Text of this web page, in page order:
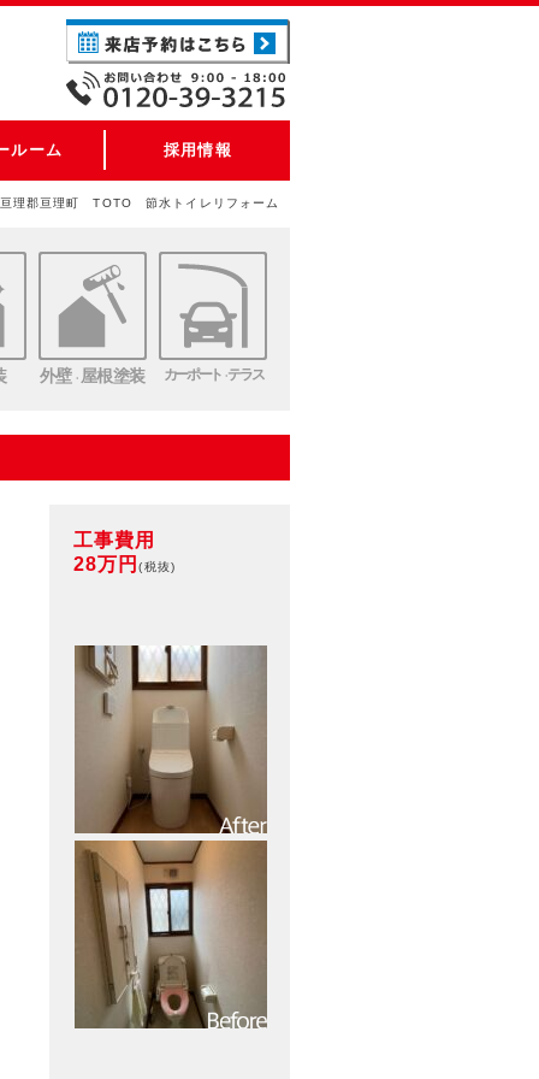
ルーム 採用情報
理郡亘理町 TOTO 節水トイレリフォーム
外壁・ 屋根塗装 カーポート・テラス
工事費用
28万円(税抜)